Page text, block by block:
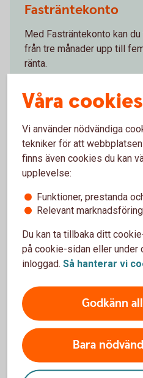
Fasträntekonto
Med Fasträntekonto kan
från tre månader upp till
ränta.
Fasträntekonto
Placeringskonto
Fria uttag. Med
en ekonomisk buffert för
PlaceringskontoFöretag
Skogslikvidkonto
Vi förklarar skillnaden.
Våra
Vi använder nödvändiga
tekniker för att
finns även cookies du kan
upplevelse:
Funktioner, prestanda
Relevant marknadsföring
Du kan ta tillbaka ditt
på cookie-sidan eller under
inloggad. Så hanterar vi
Godkänn
Bara